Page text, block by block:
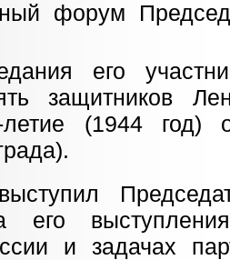
форум
его
защитников
летие (1944 год)
его
и задачах